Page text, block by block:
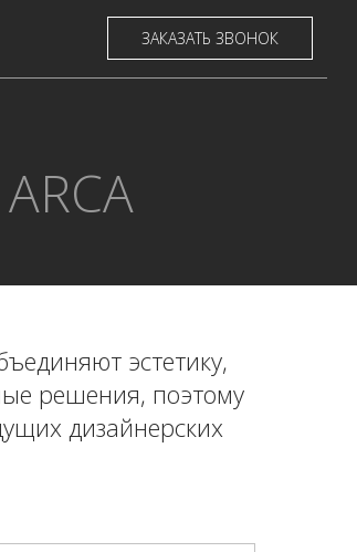
ЗАКАЗАТЬ ЗВОНОК
эстетику,
решения, поэтому
дизайнерских